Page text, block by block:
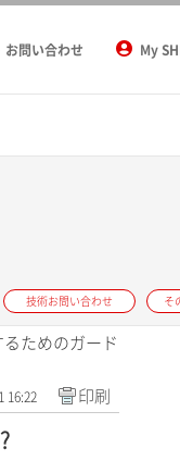
お問い合わせ My
技術お問い合わせ そ
ためのガード
16:22 印刷